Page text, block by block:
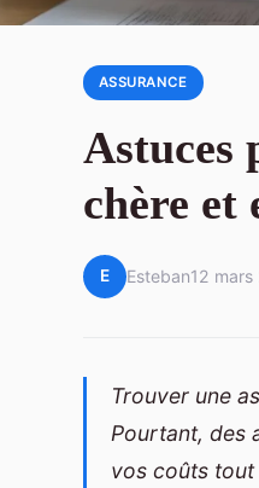
ASSURANCE
Astuces
chère et
E Esteban12
Trouver une
Pourtant, des
vos coûts tout